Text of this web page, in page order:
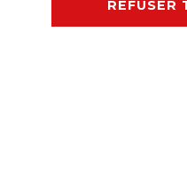
REFUSER